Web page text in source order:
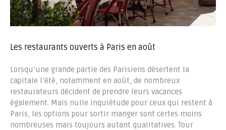
Les restaurants ouverts à Paris en août
Lorsqu’une grande partie des Parisiens désertent la
capitale l’été, notamment en août, de nombreux
restaurateurs décident de prendre leurs vacances
également. Mais nulle inquiétude pour ceux qui restent à
Paris, les options pour sortir manger sont certes moins
nombreuses mais toujours autant qualitatives. Tour